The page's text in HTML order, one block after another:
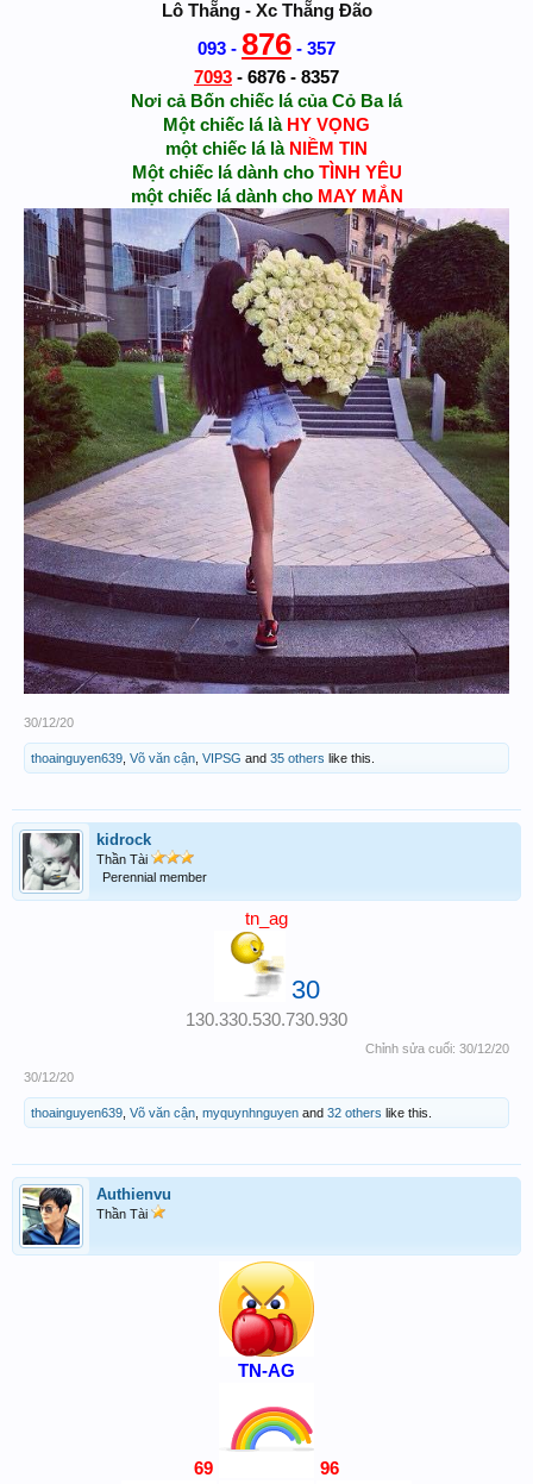
Lô Thẵng - Xc Thẵng Đão
093 - 876 - 357
7093 - 6876 - 8357
Nơi cả Bốn chiếc lá của Cỏ Ba lá
Một chiếc lá là HY VỌNG
một chiếc lá là NIỀM TIN
Một chiếc lá dành cho TÌNH YÊU
một chiếc lá dành cho MAY MẮN
30/12/20
thoainguyen639 Võ văn cận VIPSG and 35 others like this.
kidrock
Thần Tài
Perennial member
tn_ag
30
130.330.530.730.930
Chỉnh sửa cuối: 30/12/20
30/12/20
thoainguyen639 Võ văn cận myquynhnguyen and 32 others like this.
Authienvu
Thần Tài
TN-AG
69 96